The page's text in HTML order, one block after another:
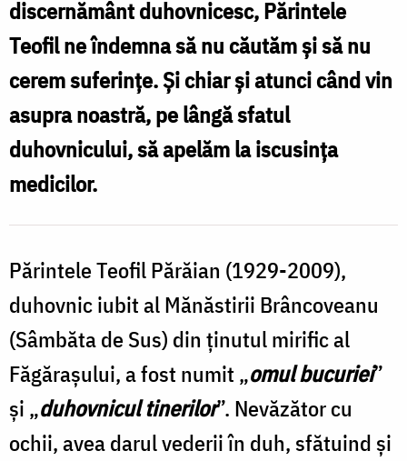
Părăian
bolilor
trupești
și
a
suferințelor
lăuntrice
discernământ duhovnicesc, Părintele
Teofil ne îndemna să nu căutăm și să nu
cerem suferințe. Și chiar și atunci când vin
asupra noastră, pe lângă sfatul
duhovnicului, să apelăm la iscusința
medicilor.
Părintele Teofil Părăian (1929-2009),
duhovnic iubit al Mănăstirii Brâncoveanu
(Sâmbăta de Sus) din ținutul mirific al
Făgărașului, a fost numit „omul bucuriei”
și „duhovnicul tinerilor”. Nevăzător cu
ochii, avea darul vederii în duh, sfătuind și